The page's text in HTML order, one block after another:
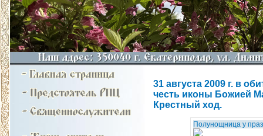
31 августа 2009 г. в
честь иконы Божией
Крестный ход.
Полунощница у